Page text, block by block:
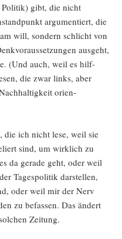
gibt, die nicht
argu­men­tiert, die
will, son­dern schlicht von
aus­geht,
(Und auch, weil es hilf­
die zwar links, aber
ori­en­
, die ich nicht lese, weil sie
sind, um wirk­lich zu
da gera­de geht, oder weil
Tages­po­li­tik dar­stel­len,
oder weil mir der Nerv
zu befas­sen. Das ändert
Zeitung.